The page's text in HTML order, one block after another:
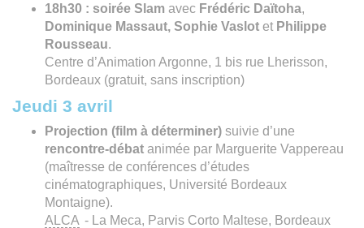
18h30 : soirée Slam avec Frédéric Daïtoha,
Dominique Massaut, Sophie Vaslot et Philippe
Rousseau.
Centre d’Animation Argonne, 1 bis rue Lherisson,
Bordeaux (gratuit, sans inscription)
Jeudi 3 avril
Projection (film à déterminer) suivie d’une
rencontre-débat animée par Marguerite Vappereau
(maîtresse de conférences d’études
cinématographiques, Université Bordeaux
Montaigne).
ALCA - La Meca, Parvis Corto Maltese, Bordeaux